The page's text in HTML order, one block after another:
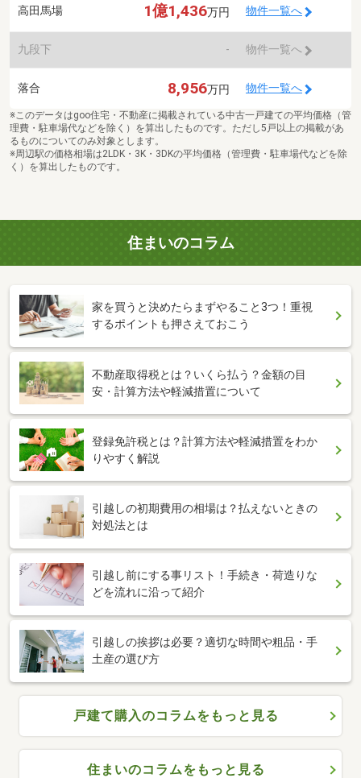
高田馬場 1億1,436万円 物件一覧へ
九段下 - 物件一覧へ
落合 8,956万円 物件一覧へ
※このデータはgoo住宅・不動産に掲載されている中古一戸建ての平均価格（管
理費・駐車場代などを除く）を算出したものです。ただし5戸以上の掲載があ
るものについてのみ対象とします。
※周辺駅の価格相場は2LDK・3K・3DKの平均価格（管理費・駐車場代などを除
く）を算出したものです。
住まいのコラム
家を買うと決めたらまずやること3つ！重視
するポイントも押さえておこう
不動産取得税とは？いくら払う？金額の目
安・計算方法や軽減措置について
登録免許税とは？計算方法や軽減措置をわか
りやすく解説
引越しの初期費用の相場は？払えないときの
対処法とは
引越し前にする事リスト！手続き・荷造りな
どを流れに沿って紹介
引越しの挨拶は必要？適切な時間や粗品・手
土産の選び方
戸建て購入のコラムをもっと見る
住まいのコラムをもっと見る